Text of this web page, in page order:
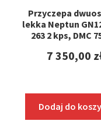
Przyczepa
lekka Neptun
263 2 kps, DMC
7 350,00
Dodaj do